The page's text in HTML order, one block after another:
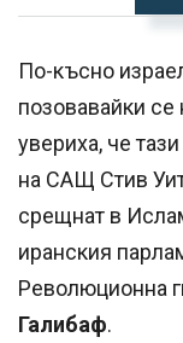
По-късно
позовавайки се
увериха, че
на САЩ Стив
срещнат в
иранския
Революционна
Галибаф.